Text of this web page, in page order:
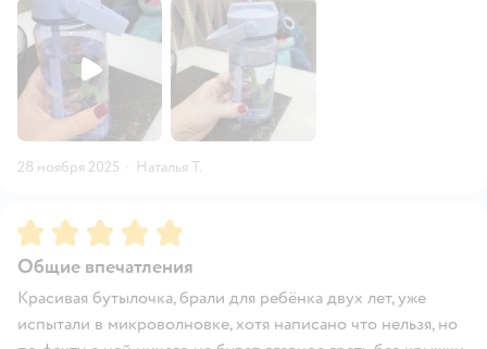
28 ноября 2025 · Наталья Т.
Рейтинг:5
Общие впечатления
Красивая бутылочка, брали для ребёнка двух лет, уже
испытали в микроволновке, хотя написано что нельзя, но